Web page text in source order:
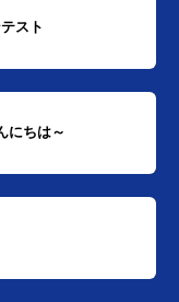
スト
にちは～